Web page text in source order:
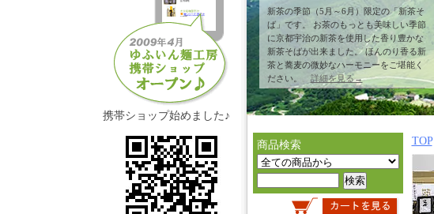
新茶の季節（5月～6月）限定の「新茶そ
ば」です。 お茶のもっとも美味しい季節
に京都宇治の新茶を使用した香り豊かな
新茶そばが出来ました。 ほんのり香る新
茶と蕎麦の微妙なハーモニーをご堪能く
ださい。 詳細を見る→
TOP
商品検索
携帯ショップ始めました♪